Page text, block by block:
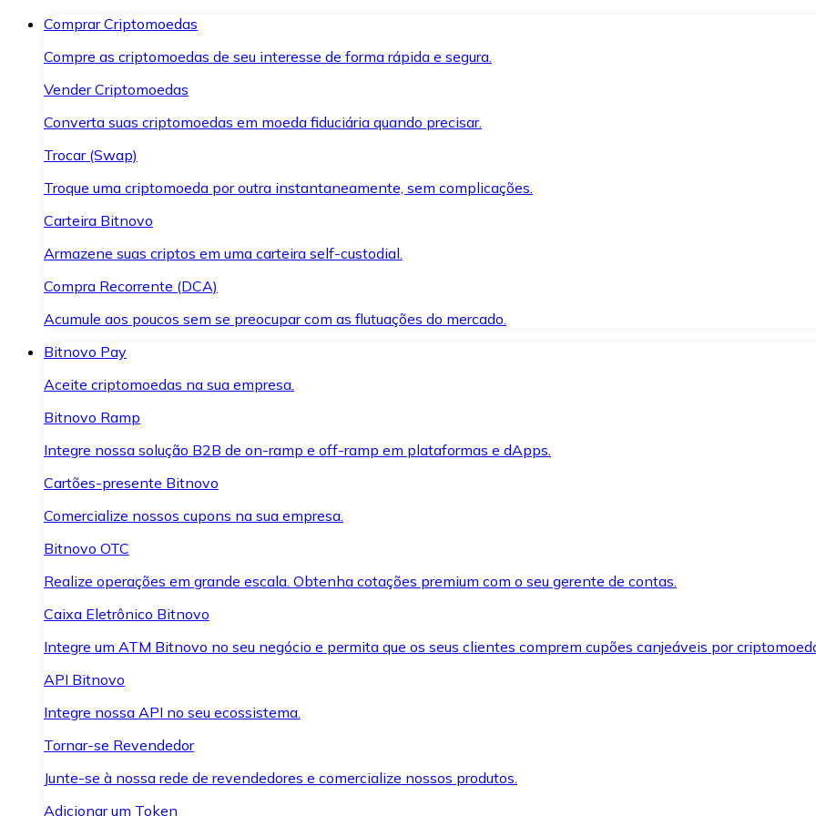
Comprar Criptomoedas
Compre as criptomoedas de seu interesse de forma rápida e segura.
Vender Criptomoedas
Converta suas criptomoedas em moeda fiduciária quando precisar.
Trocar (Swap)
Troque uma criptomoeda por outra instantaneamente, sem complicações.
Carteira Bitnovo
Armazene suas criptos em uma carteira self-custodial.
Compra Recorrente (DCA)
Acumule aos poucos sem se preocupar com as flutuações do mercado.
Bitnovo Pay
Aceite criptomoedas na sua empresa.
Bitnovo Ramp
Integre nossa solução B2B de on-ramp e off-ramp em plataformas e dApps.
Cartões-presente Bitnovo
Comercialize nossos cupons na sua empresa.
Bitnovo OTC
Realize operações em grande escala. Obtenha cotações premium com o seu gerente de contas.
Caixa Eletrônico Bitnovo
Integre um ATM Bitnovo no seu negócio e permita que os seus clientes comprem cupões canjeáveis por
API Bitnovo
Integre nossa API no seu ecossistema.
Tornar-se Revendedor
Junte-se à nossa rede de revendedores e comercialize nossos produtos.
Adicionar um Token